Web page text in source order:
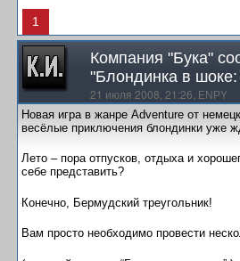
1
Компания "Бука"
"Блондинка в шоке:
21 июля 2008, 21:26, ENPY
Новая игра в жанре Adventure от
весёлые приключения блондинки уже
Лето – пора отпусков, отдыха и
себе представить?
Конечно, Бермудский треугольник!
Вам просто необходимо провести